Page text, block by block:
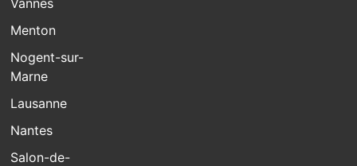
Vannes
Menton
Nogent-sur-
Marne
Lausanne
Nantes
Salon-de-